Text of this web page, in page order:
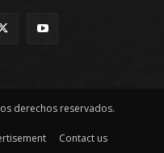
derechos reservados.
Contact us